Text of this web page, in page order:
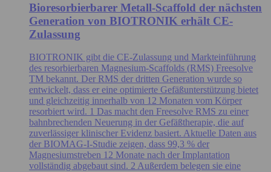
Bioresorbierbarer Metall-Scaffold der nächsten
Generation von BIOTRONIK erhält CE-
Zulassung
BIOTRONIK gibt die CE-Zulassung und Markteinführung
des resorbierbaren Magnesium-Scaffolds (RMS) Freesolve
TM bekannt. Der RMS der dritten Generation wurde so
entwickelt, dass er eine optimierte Gefäßunterstützung bietet
und gleichzeitig innerhalb von 12 Monaten vom Körper
resorbiert wird. 1 Das macht den Freesolve RMS zu einer
bahnbrechenden Neuerung in der Gefäßtherapie, die auf
zuverlässiger klinischer Evidenz basiert. Aktuelle Daten aus
der BIOMAG-I-Studie zeigen, dass 99,3 % der
Magnesiumstreben 12 Monate nach der Implantation
vollständig abgebaut sind. 2 Außerdem belegen sie eine